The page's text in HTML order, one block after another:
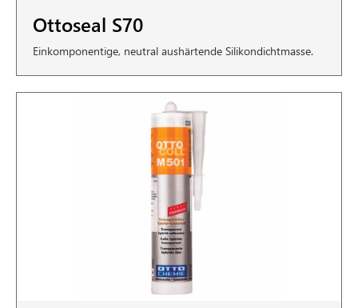
Ottoseal S70
Einkomponentige, neutral aushärtende Silikondichtmasse.